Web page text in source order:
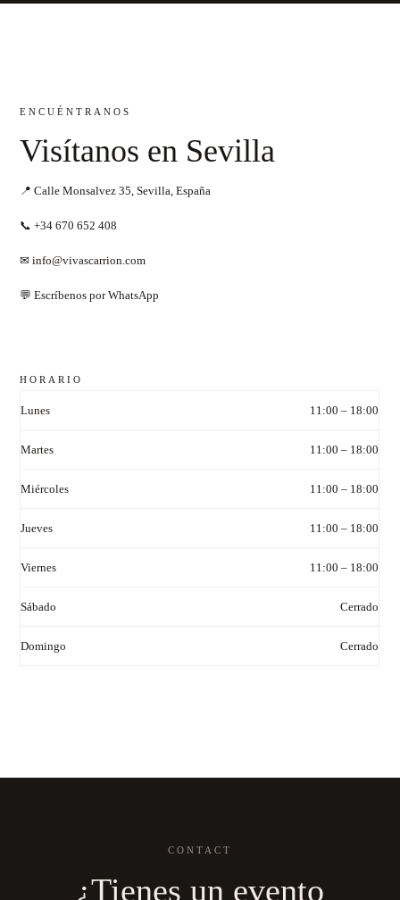
ENCUÉNTRANOS
Visítanos en Sevilla
📍 Calle Monsalvez 35, Sevilla, España
📞+34 670 652 408
✉info@vivascarrion.com
💬Escríbenos por WhatsApp
HORARIO
Lunes 11:00 – 18:00
Martes 11:00 – 18:00
Miércoles 11:00 – 18:00
Jueves 11:00 – 18:00
Viernes 11:00 – 18:00
Sábado Cerrado
Domingo Cerrado
CONTACT
¿Tienes un evento